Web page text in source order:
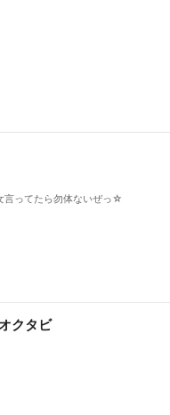
言ってたら勿体ないぜっ☆
クタビ